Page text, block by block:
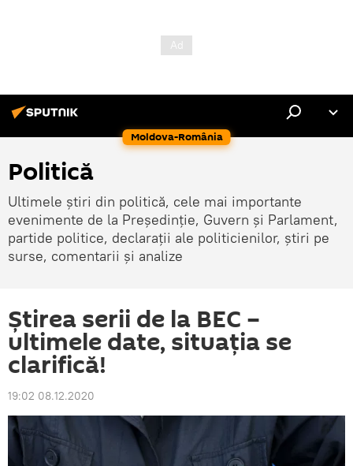
Moldova-România
Politică
Ultimele știri din politică, cele mai importante
evenimente de la Președinție, Guvern și Parlament,
partide politice, declarații ale politicienilor, știri pe
surse, comentarii și analize
Știrea serii de la BEC –
ultimele date, situația se
clarifică!
19:02 08.12.2020